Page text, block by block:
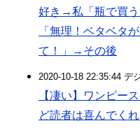
好き→私「瓶で買う
「無理！ベタベタ
て！」→その後
2020-10-18 22:35:44 デ
【凄い】ワンピー
ど読者は喜んでくれ